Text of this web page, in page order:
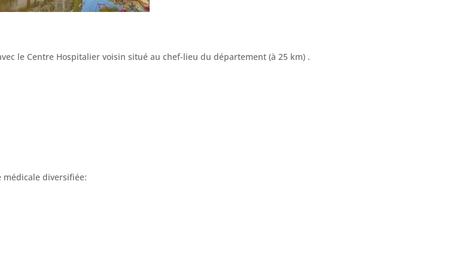
le Centre Hospitalier voisin situé au chef-lieu du département (à 25 km) .
médicale diversifiée: